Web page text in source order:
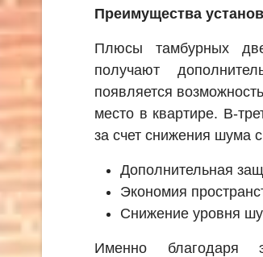
Преимущества
Плюсы тамбурных
получают
появляется
место в квартире. В-
за счет снижения шума
Дополнительная
Экономия
Снижение уровня
Именно благодаря